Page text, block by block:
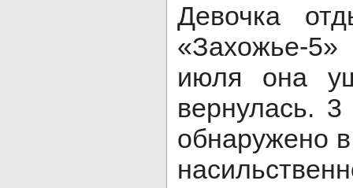
Девочка
«Захожье-
июля она
вернулась.
обнаружено